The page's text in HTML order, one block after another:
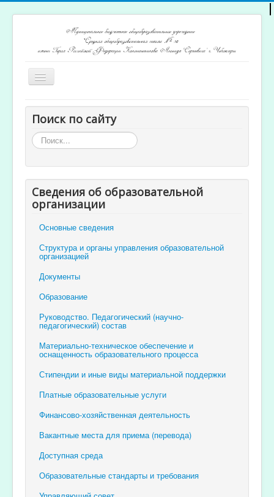
Включить/
выключить
Главная
Открытость и доступность образования
Ученикам и родителям
Учителям
Электронный журнал
Поиск по сайту
Искать...
Сведения об образовательной
организации
Основные сведения
Структура и органы управления образовательной
организацией
Документы
Образование
Руководство. Педагогический (научно-
педагогический) состав
Материально-техническое обеспечение и
оснащенность образовательного процесса
Стипендии и иные виды материальной поддержки
Платные образовательные услуги
Финансово-хозяйственная деятельность
Вакантные места для приема (перевода)
Доступная среда
Образовательные стандарты и требования